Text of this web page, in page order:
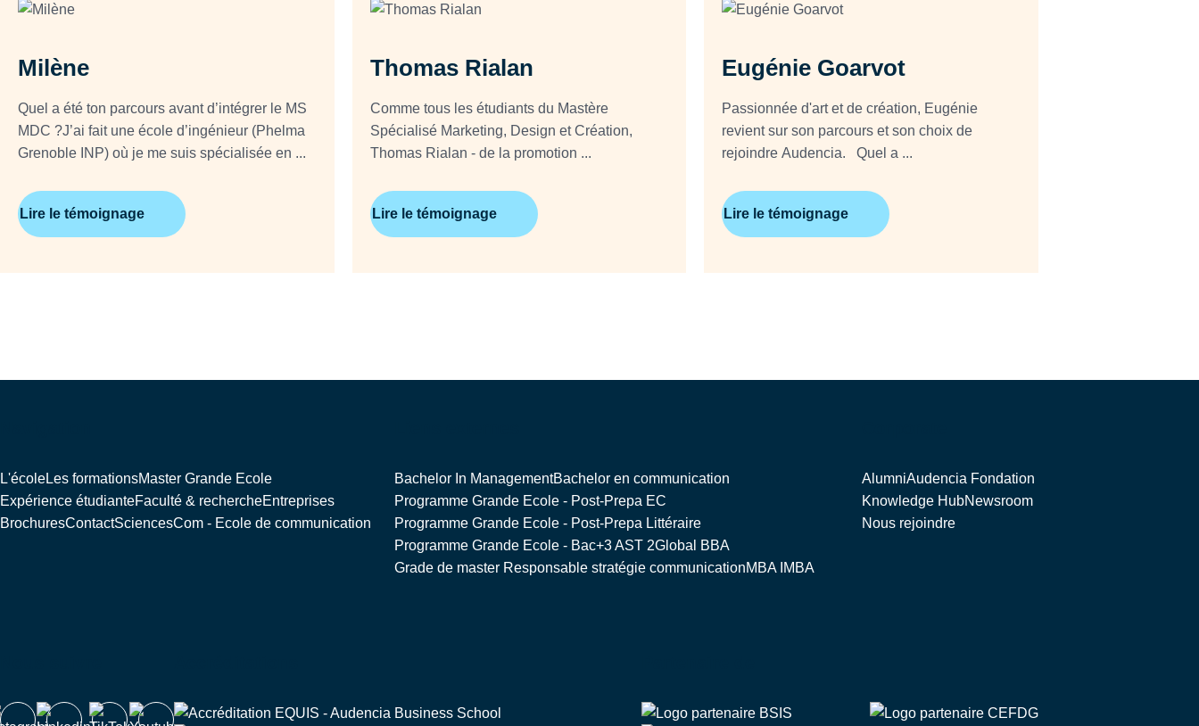
Milène
Quel a été ton parcours avant d’intégrer le MS
MDC ?J’ai fait une école d’ingénieur (Phelma
Grenoble INP) où je me suis spécialisée en ...
Lire le témoignage
Thomas Rialan
Comme tous les étudiants du Mastère
Spécialisé Marketing, Design et Création,
Thomas Rialan - de la promotion ...
Lire le témoignage
Eugénie Goarvot
Passionnée d'art et de création, Eugénie
revient sur son parcours et son choix de
rejoindre Audencia. Quel a ...
Lire le témoignage
L'écoleLes formationsMaster Grande Ecole
Expérience étudianteFaculté & rechercheEntreprises
BrochuresContactSciencesCom - Ecole de communication
Bachelor In ManagementBachelor en communication
Programme Grande Ecole - Post-Prepa EC
Programme Grande Ecole - Post-Prepa Littéraire
Programme Grande Ecole - Bac+3 AST 2Global BBA
Grade de master Responsable stratégie communicationMBA IMBA
AlumniAudencia Fondation
Knowledge HubNewsroom
Nous rejoindre